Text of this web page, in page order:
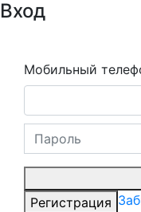
Вход
Мобильный
Регистрация